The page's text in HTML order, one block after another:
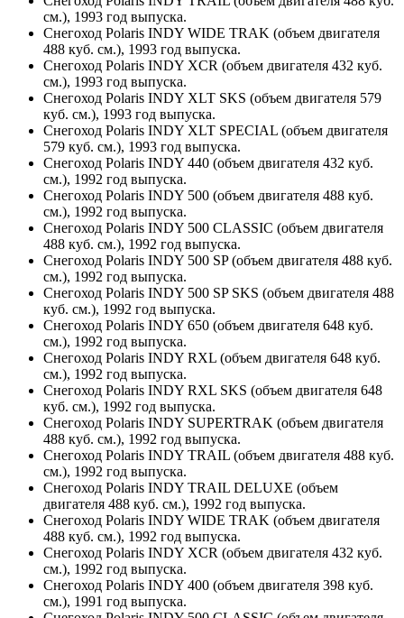
см.), 1993 год выпуска.
Снегоход Polaris INDY WIDE TRAK (объем двигателя
488 куб. см.), 1993 год выпуска.
Снегоход Polaris INDY XCR (объем двигателя 432 куб.
см.), 1993 год выпуска.
Снегоход Polaris INDY XLT SKS (объем двигателя 579
куб. см.), 1993 год выпуска.
Снегоход Polaris INDY XLT SPECIAL (объем двигателя
579 куб. см.), 1993 год выпуска.
Снегоход Polaris INDY 440 (объем двигателя 432 куб.
см.), 1992 год выпуска.
Снегоход Polaris INDY 500 (объем двигателя 488 куб.
см.), 1992 год выпуска.
Снегоход Polaris INDY 500 CLASSIC (объем двигателя
488 куб. см.), 1992 год выпуска.
Снегоход Polaris INDY 500 SP (объем двигателя 488 куб.
см.), 1992 год выпуска.
Снегоход Polaris INDY 500 SP SKS (объем двигателя 488
куб. см.), 1992 год выпуска.
Снегоход Polaris INDY 650 (объем двигателя 648 куб.
см.), 1992 год выпуска.
Снегоход Polaris INDY RXL (объем двигателя 648 куб.
см.), 1992 год выпуска.
Снегоход Polaris INDY RXL SKS (объем двигателя 648
куб. см.), 1992 год выпуска.
Снегоход Polaris INDY SUPERTRAK (объем двигателя
488 куб. см.), 1992 год выпуска.
Снегоход Polaris INDY TRAIL (объем двигателя 488 куб.
см.), 1992 год выпуска.
Снегоход Polaris INDY TRAIL DELUXE (объем
двигателя 488 куб. см.), 1992 год выпуска.
Снегоход Polaris INDY WIDE TRAK (объем двигателя
488 куб. см.), 1992 год выпуска.
Снегоход Polaris INDY XCR (объем двигателя 432 куб.
см.), 1992 год выпуска.
Снегоход Polaris INDY 400 (объем двигателя 398 куб.
см.), 1991 год выпуска.